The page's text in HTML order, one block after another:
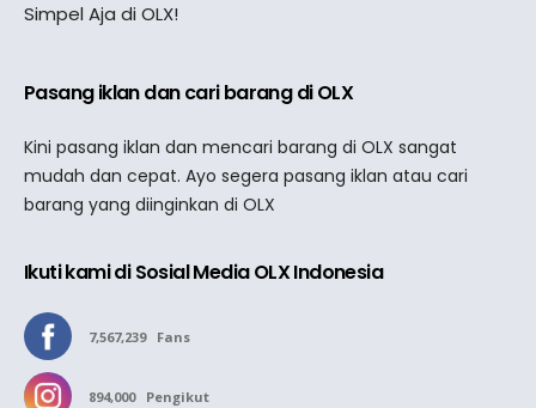
Simpel Aja di OLX!
Pasang iklan dan cari barang di OLX
Kini pasang iklan dan mencari barang di OLX sangat
mudah dan cepat. Ayo segera pasang iklan atau cari
barang yang diinginkan di OLX
Ikuti kami di Sosial Media OLX Indonesia
7,567,239 Fans
894,000 Pengikut